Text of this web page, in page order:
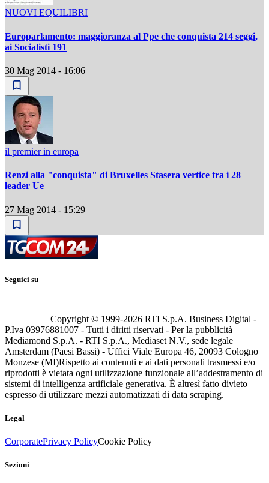
NUOVI EQUILIBRI
Europarlamento: maggioranza al Ppe che conquista 214 seggi,
ai Socialisti 191
30 Mag 2014 - 16:06
il premier in europa
Renzi alla "conquista" di Bruxelles Stasera vertice tra i 28
leader Ue
27 Mag 2014 - 15:29
Seguici su
Copyright © 1999-2026 RTI S.p.A. Business Digital -
P.Iva 03976881007 - Tutti i diritti riservati - Per la pubblicità
Mediamond S.p.A. - RTI S.p.A., Mediaset N.V., sede legale
Amsterdam (Paesi Bassi) - Uffici Viale Europa 46, 20093 Cologno
Monzese (MI)Rispetto ai contenuti e ai dati personali trasmessi e/o
riprodotti è vietata ogni utilizzazione funzionale all’addestramento di
sistemi di intelligenza artificiale generativa. È altresì fatto divieto
espresso di utilizzare mezzi automatizzati di data scraping.
Legal
CorporatePrivacy PolicyCookie Policy
Sezioni